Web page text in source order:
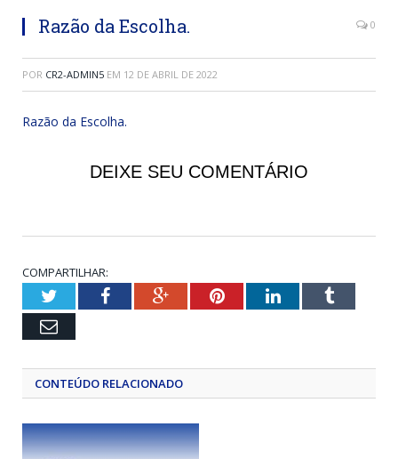
Razão da Escolha. 0
POR CR2-ADMIN5 EM 12 DE ABRIL DE 2022
Razão da Escolha.
DEIXE SEU COMENTÁRIO
COMPARTILHAR:
TwitterFacebookGoogle+PinterestLinkedInTumblr
Email
CONTEÚDO RELACIONADO